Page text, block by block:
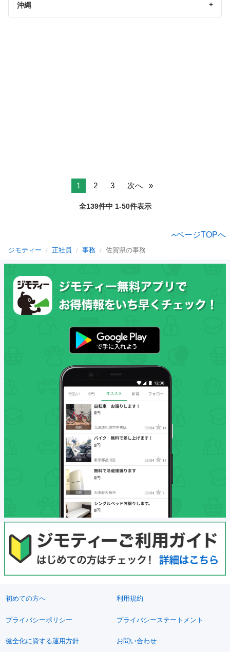
沖縄
1 2 3 次へ
全139件中 1-50件表示
ページTOPへ
ジモティー 正社員 事務 佐賀県の事務
初めての方へ 利用規約
プライバシーポリシー プライバシーステートメント
健全化に資する運用方針 お問い合わせ